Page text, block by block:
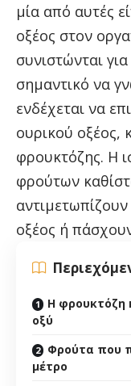
μία από αυτές
οξέος στον
συνιστώνται
σημαντικό να
ενδέχεται να
ουρικού οξέος,
φρουκτόζης. Η
φρούτων
οξέος ή
Η φρουκτόζη
οξύ
Φρούτα που
μέτρο